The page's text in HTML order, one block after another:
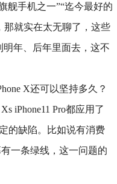
舰手机之一”“迄今最好的
那就实在太无聊了，这些
年、后年里面去，这不
iPhone11 Pro都应用了
的缺陷。比如说有消费
一条绿线，这一问题的